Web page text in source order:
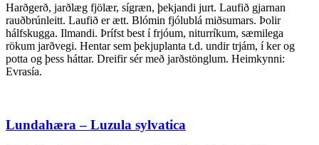
Harðgerð, jarðlæg fjölær, sígræn, þekjandi jurt. Laufið gjarnan
rauðbrúnleitt. Laufið er ætt. Blómin fjólublá miðsumars. Þolir
hálfskugga. Ilmandi. Þrífst best í frjóum, niturríkum, sæmilega
rökum jarðvegi. Hentar sem þekjuplanta t.d. undir trjám, í ker og
potta og þess háttar. Dreifir sér með jarðstönglum. Heimkynni:
Evrasía.
Lundahæra – Luzula sylvatica